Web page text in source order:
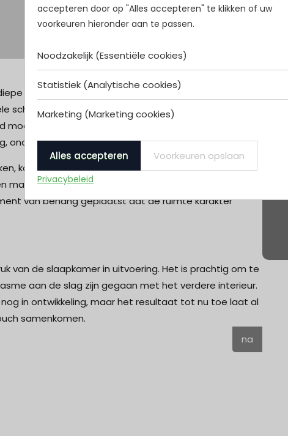
terracotta kleuren, die direct warmte en
schuine dak werd meegeschilderd. Een spannende
en sfeervol. Dankzij de hoge plafonds en de grote
ondanks de rijke kleuren.
komen er nog enkele details die het interieur
met een uniek kussen en een grote
van behang geplaatst dat de ruimte karakter
van de slaapkamer in uitvoering. Het is prachtig om te
aan de slag zijn gegaan met het verdere interieur.
in ontwikkeling, maar het resultaat tot nu toe laat al
samenkomen.
na
accepteren door op "Alles accepteren" te klikken of uw
voorkeuren hieronder aan te passen.
Noodzakelijk (Essentiële cookies)
Statistiek (Analytische cookies)
Marketing (Marketing cookies)
Alles accepteren Voorkeuren opslaan
Privacybeleid